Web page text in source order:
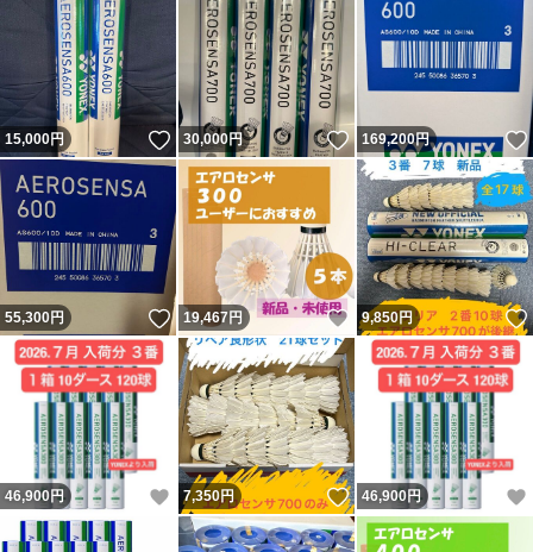
15,000円 いいね！
30,000円 いいね！
169,200円
55,300円 いいね！
19,467円 いいね！
9,850円
46,900円 いいね！
7,350円 いいね！
46,900円